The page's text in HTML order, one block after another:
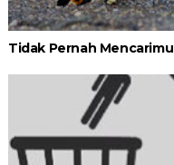
Tidak Pernah Mencarimu